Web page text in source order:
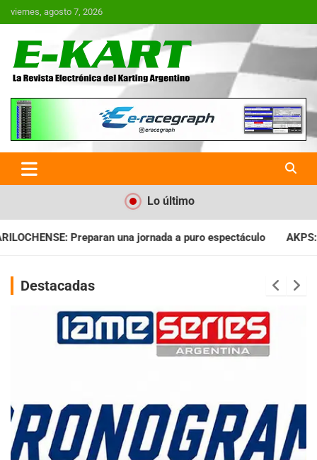
Saltar
al
viernes, agosto 7, 2026
E-Kart.com.ar | La Revista
Electrónica del Karting en
Argentina
Lo último
a puro espectáculo AKPS: Intervino la IGJ y oficializó el
Destacadas